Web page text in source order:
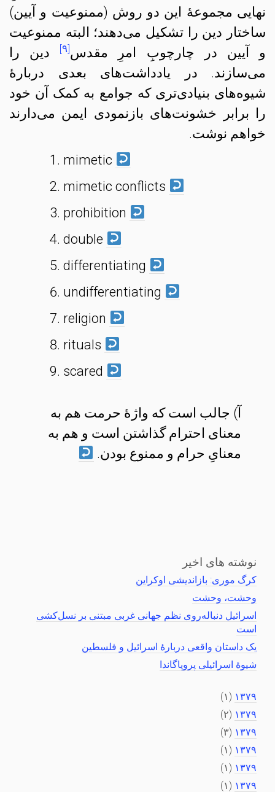
نهایی مجموعهٔ این دو روش (ممنوعیت و آیین‌)
ساختار دین را تشکیل می‌دهند؛‌ البته ممنوعیت
و آیین در چارچوبِ امرِ مقدس[۹]
دین را
می‌سازند. در یادداشت‌های بعدی دربارهٔ
شیوه‌های بنیادی‌تری که جوامع به کمک آن خود
را برابر خشونت‌های بازنمودی ایمن می‌دارند
خواهم نوشت.
mimetic
mimetic conflicts
prohibition
double
differentiating
undifferentiating
religion
rituals
scared
آ) جالب است که واژهٔ حرمت هم به
معنای احترام گذاشتن است و هم به
معنایِ حرام و ممنوع بودن.
نوشته های اخیر
کرگ موری: بازاندیشی اوکراین
وحشت، وحشت
اسرائیل دنباله‌روی نظم جهانی غربی مبتنی بر نسل‌کشی
است
یک داستان واقعی دربارهٔ اسرائیل و فلسطین
شیوهٔ اسرائیلی پروپاگاندا
۱۳۷۹ (۱)
۱۳۷۹ (۲)
۱۳۷۹ (۳)
۱۳۷۹ (۱)
۱۳۷۹ (۱)
۱۳۷۹ (۱)